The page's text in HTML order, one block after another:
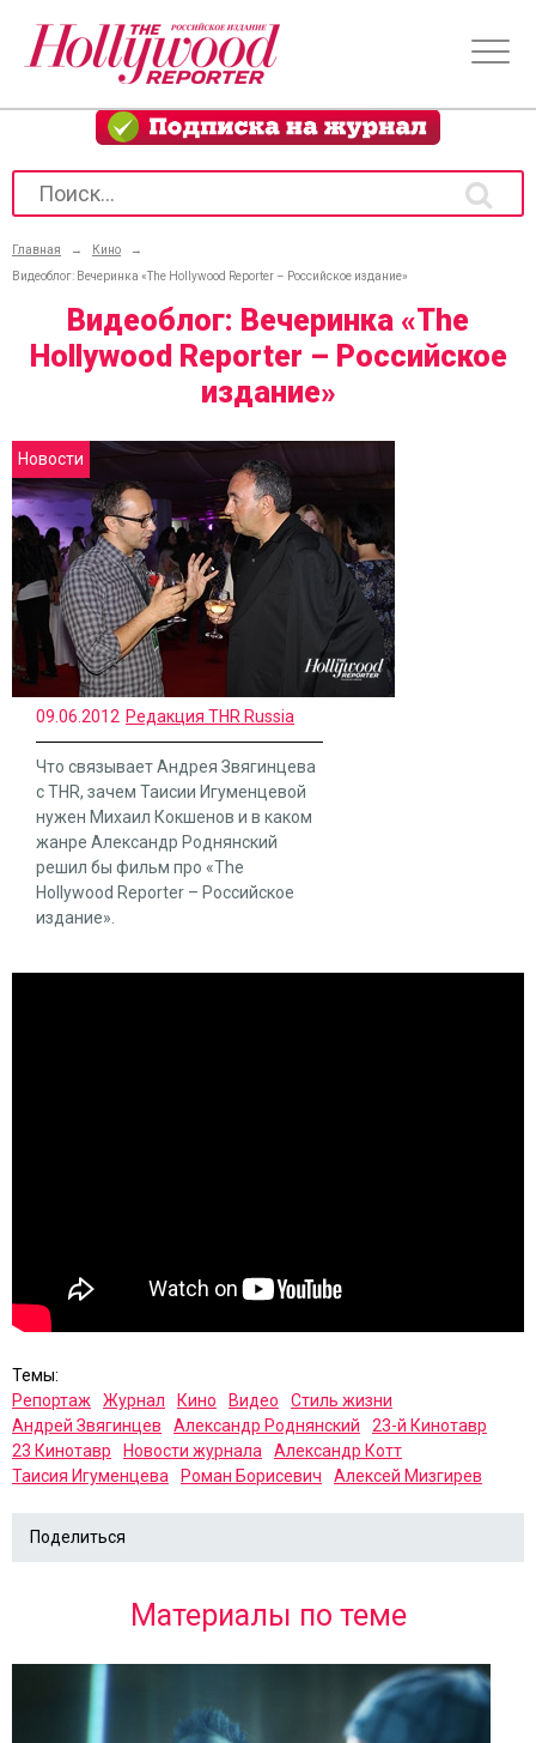
Главная → Кино
→
Видеоблог: Вечеринка «The Hollywood Reporter – Российское издание»
Видеоблог: Вечеринка «The
Hollywood Reporter – Российское
издание»
Новости
09.06.2012 Редакция THR Russia
Что связывает Андрея Звягинцева
с THR, зачем Таисии Игуменцевой
нужен Михаил Кокшенов и в каком
жанре Александр Роднянский
решил бы фильм про «The
Hollywood Reporter – Российское
издание».
Темы:
Репортаж
Журнал Кино Видео
Стиль жизни
Андрей Звягинцев
Александр Роднянский
23-й Кинотавр
23 Кинотавр
Новости журнала
Александр Котт
Таисия Игуменцева
Роман Борисевич Алексей Мизгирев
Поделиться
Материалы по теме